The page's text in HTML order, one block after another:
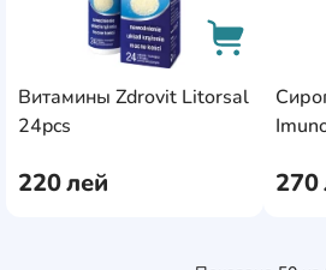
Витамины Zdrovit Litorsal
24pcs
220лей 270